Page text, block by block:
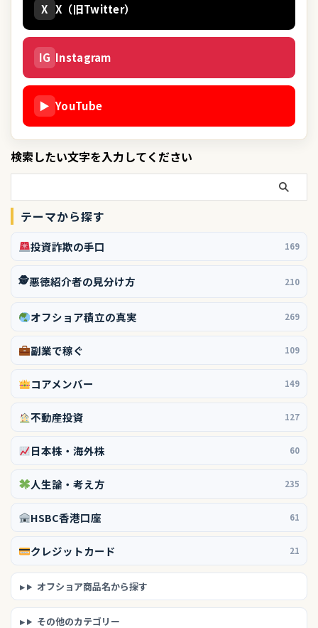
X X（旧Twitter）
IG Instagram
▶ YouTube
検索したい文字を入力してください
テーマから探す
投資詐欺の手口 169
🕵️悪徳紹介者の見分け方 210
オフショア積立の真実 269
副業で稼ぐ 109
コアメンバー 149
不動産投資 127
日本株・海外株 60
人生論・考え方 235
HSBC香港口座 61
クレジットカード 21
オフショア商品名から探す
その他のカテゴリー